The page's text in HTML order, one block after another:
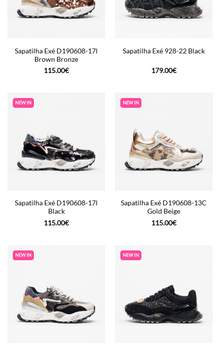
Sapatilha Exé D190608-17l
Brown Bronze
115.00€
Sapatilha Exé 928-22 Black
179.00€
NEW IN
Sapatilha Exé D190608-17l
Black
115.00€
NEW IN
Sapatilha Exé D190608-13C
Gold Beige
115.00€
NEW IN NEW IN